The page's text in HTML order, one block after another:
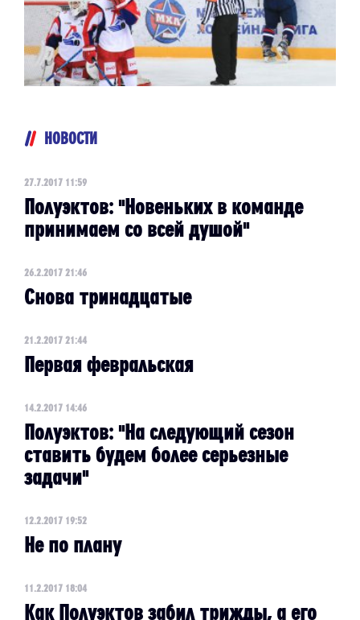
НОВОСТИ
27.7.2017 11:59
Полуэктов: "Новеньких в команде
принимаем со всей душой"
26.2.2017 21:46
Снова тринадцатые
21.2.2017 21:44
Первая февральская
14.2.2017 14:46
Полуэктов: "На следующий сезон
ставить будем более серьезные
задачи"
12.2.2017 19:52
Не по плану
11.2.2017 18:04
Как Полуэктов забил трижды, а его